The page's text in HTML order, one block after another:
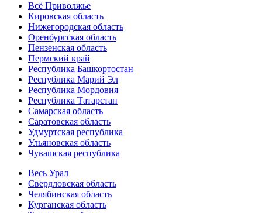
Всё Приволжье
Кировская область
Нижегородская область
Оренбургская область
Пензенская область
Пермский край
Республика Башкортостан
Республика Марий Эл
Республика Мордовия
Республика Татарстан
Самарская область
Саратовская область
Удмуртская республика
Ульяновская область
Чувашская республика
Весь Урал
Свердловская область
Челябинская область
Курганская область